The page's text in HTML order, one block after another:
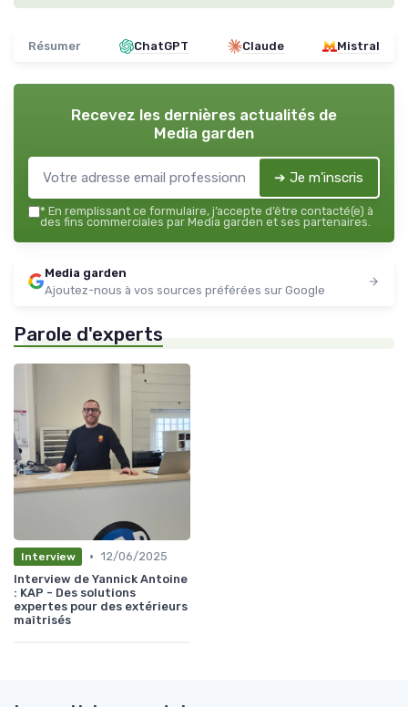
Résumer ChatGPT Claude Mistral
Recevez les dernières actualités de
Media garden
➔ Je m'inscris
* En remplissant ce formulaire, j’accepte d’être contacté(e) à
des fins commerciales par Media garden et ses partenaires.
Media garden
Ajoutez-nous à vos sources préférées sur Google
Parole d'experts
Interview • 12/06/2025
Interview de Yannick Antoine
: KAP - Des solutions
expertes pour des extérieurs
maîtrisés